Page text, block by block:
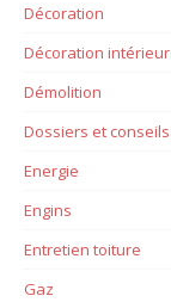
Décoration
Décoration
Démolition
Dossiers et conseils
Energie
Engins
Entretien toiture
Gaz